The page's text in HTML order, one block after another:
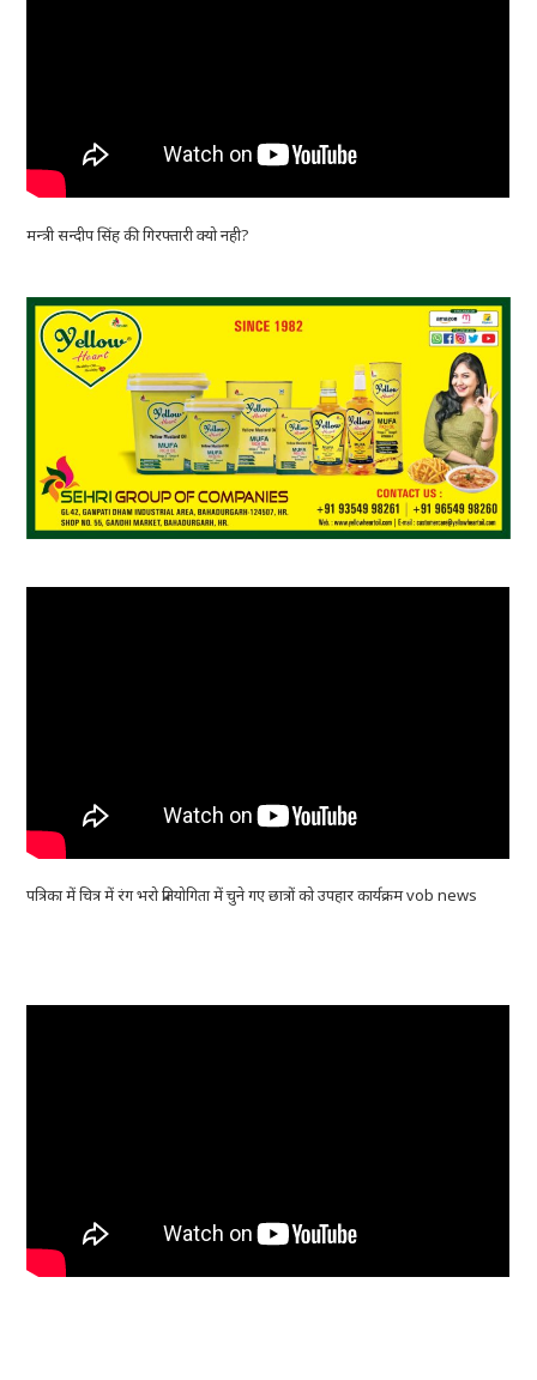
मन्त्री सन्दीप सिंह की गिरफ्तारी क्यो नही?
पत्रिका में चित्र में रंग भरो प्रतियोगिता में चुने गए छात्रों को उपहार कार्यक्रम vob news